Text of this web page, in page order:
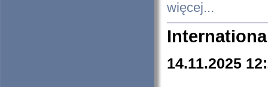
więcej...
14.11.2025